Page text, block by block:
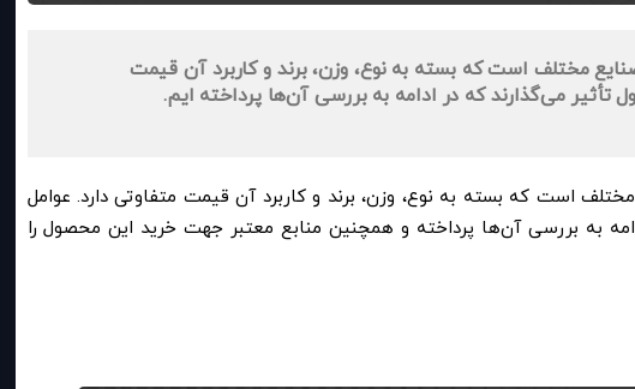
مختلف است که بسته به نوع، وزن، برند و کاربرد آن قیمت
می‌گذارند که در ادامه به بررسی آن‌ها پرداخته ایم.
است که بسته به نوع، وزن، برند و کاربرد آن قیمت متفاوتی دارد. عوامل
به بررسی آن‌ها پرداخته و همچنین منابع معتبر جهت خرید این محصول را